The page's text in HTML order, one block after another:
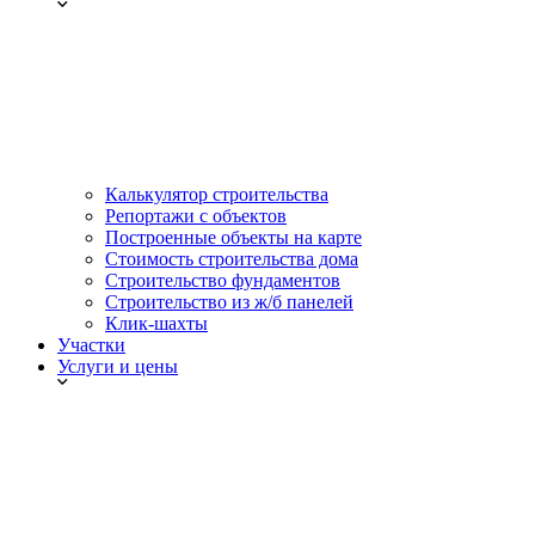
Калькулятор строительства
Репортажи с объектов
Построенные объекты на карте
Стоимость строительства дома
Строительство фундаментов
Строительство из ж/б панелей
Клик-шахты
Участки
Услуги и цены